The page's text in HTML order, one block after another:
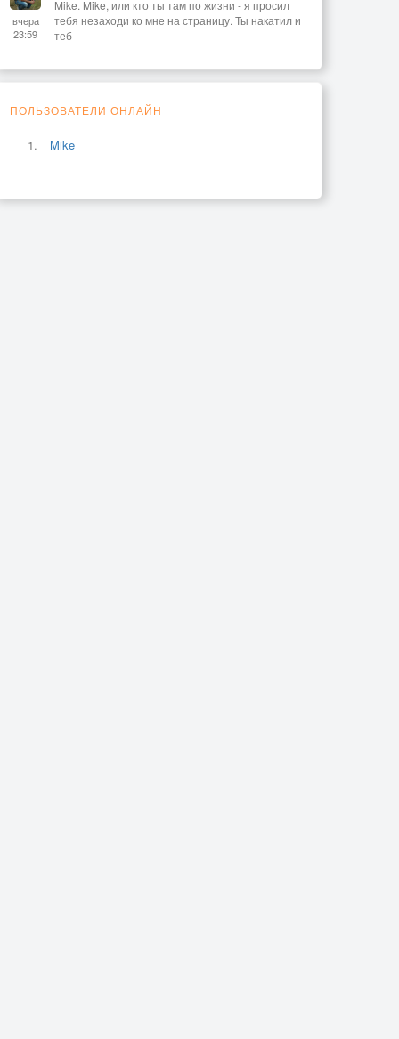
вчера
23:59
Mike. Mike, или кто ты там по жизни - я просил
тебя незаходи ко мне на страницу. Ты накатил и
теб
ПОЛЬЗОВАТЕЛИ ОНЛАЙН
Mike